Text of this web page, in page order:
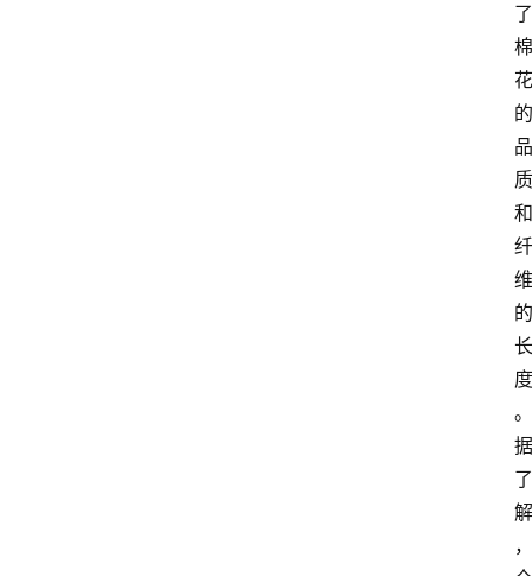
了
棉
花
的
品
质
和
纤
维
的
长
度
。
据
了
解
，